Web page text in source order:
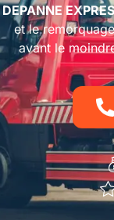
DEPANNE
et le
avant le